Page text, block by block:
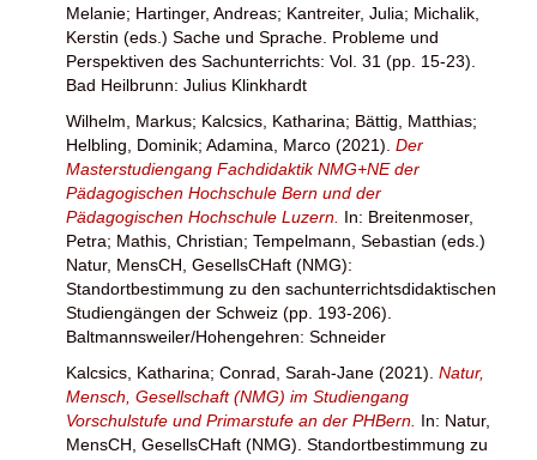
Melanie; Hartinger, Andreas; Kantreiter, Julia; Michalik,
Kerstin (eds.) Sache und Sprache. Probleme und
Perspektiven des Sachunterrichts: Vol. 31 (pp. 15-23).
Bad Heilbrunn: Julius Klinkhardt
Wilhelm, Markus; Kalcsics, Katharina; Bättig, Matthias;
Helbling, Dominik; Adamina, Marco (2021). Der
Masterstudiengang Fachdidaktik NMG+NE der
Pädagogischen Hochschule Bern und der
Pädagogischen Hochschule Luzern. In: Breitenmoser,
Petra; Mathis, Christian; Tempelmann, Sebastian (eds.)
Natur, MensCH, GesellsCHaft (NMG):
Standortbestimmung zu den sachunterrichtsdidaktischen
Studiengängen der Schweiz (pp. 193-206).
Baltmannsweiler/Hohengehren: Schneider
Kalcsics, Katharina; Conrad, Sarah-Jane (2021). Natur,
Mensch, Gesellschaft (NMG) im Studiengang
Vorschulstufe und Primarstufe an der PHBern. In: Natur,
MensCH, GesellsCHaft (NMG). Standortbestimmung zu